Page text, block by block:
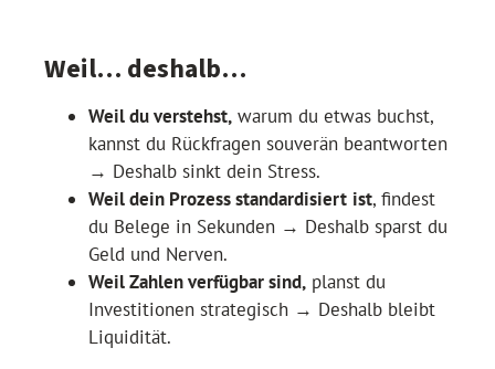
Weil… deshalb…
Weil du verstehst, warum du etwas buchst,
kannst du Rückfragen souverän beantworten
→ Deshalb sinkt dein Stress.
Weil dein Prozess standardisiert ist, findest
du Belege in Sekunden → Deshalb sparst du
Geld und Nerven.
Weil Zahlen verfügbar sind, planst du
Investitionen strategisch → Deshalb bleibt
Liquidität.